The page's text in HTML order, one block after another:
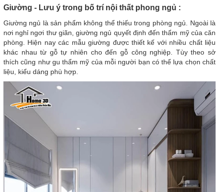
Giường - Lưu ý trong bố trí nội thất phong ngủ :
Giường ngủ là sản phẩm không thể thiếu trong phòng ngủ. Ngoài là
nơi nghỉ ngơi thư giãn, giường ngủ quyết định đến thẩm mỹ của căn
phòng. Hiện nay các mẫu giường được thiết kế với nhiều chất liệu
khác nhau từ gỗ tự nhiên cho đến gỗ công nghiệp. Tùy theo sở
thích cũng như gu thẩm mỹ của mỗi người bạn có thể lựa chọn chất
liệu, kiểu dáng phù hợp.